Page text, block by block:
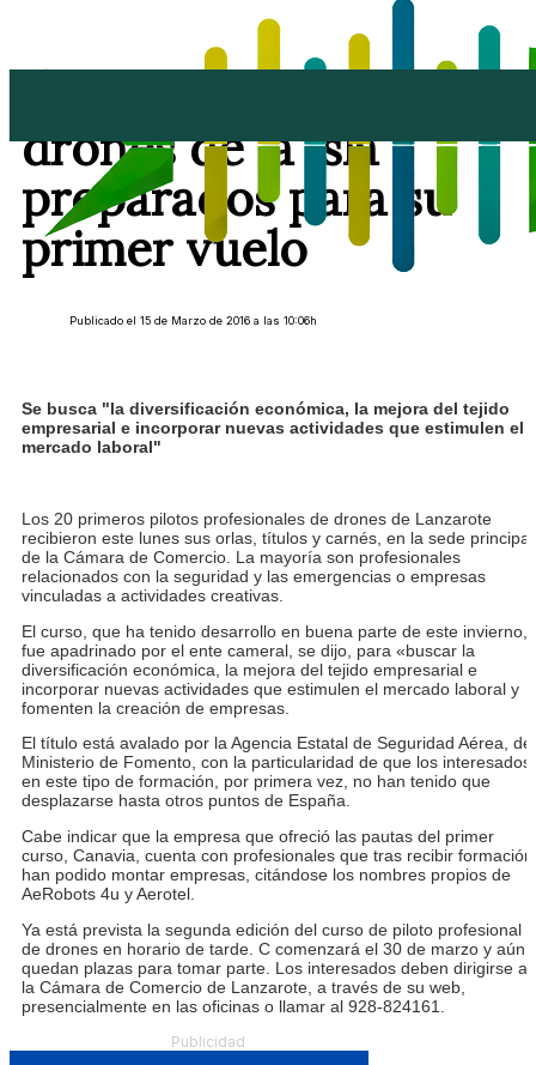
drones de la isla
preparados para su
primer vuelo
Publicado el 15 de Marzo de 2016 a las 10:06h
Se busca "la diversificación económica, la mejora del tejido
empresarial e incorporar nuevas actividades que estimulen el
mercado laboral"
Los 20 primeros pilotos profesionales de drones de Lanzarote
recibieron este lunes sus orlas, títulos y carnés, en la sede principal
de la Cámara de Comercio. La mayoría son profesionales
relacionados con la seguridad y las emergencias o empresas
vinculadas a actividades creativas.
El curso, que ha tenido desarrollo en buena parte de este invierno,
fue apadrinado por el ente cameral, se dijo, para «buscar la
diversificación económica, la mejora del tejido empresarial e
incorporar nuevas actividades que estimulen el mercado laboral y
fomenten la creación de empresas.
El título está avalado por la Agencia Estatal de Seguridad Aérea, del
Ministerio de Fomento, con la particularidad de que los interesados
en este tipo de formación, por primera vez, no han tenido que
desplazarse hasta otros puntos de España.
Cabe indicar que la empresa que ofreció las pautas del primer
curso, Canavia, cuenta con profesionales que tras recibir formación
han podido montar empresas, citándose los nombres propios de
AeRobots 4u y Aerotel.
Ya está prevista la segunda edición del curso de piloto profesional
de drones en horario de tarde. C comenzará el 30 de marzo y aún
quedan plazas para tomar parte. Los interesados deben dirigirse a
la Cámara de Comercio de Lanzarote, a través de su web,
presencialmente en las oficinas o llamar al 928-824161.
Publicidad